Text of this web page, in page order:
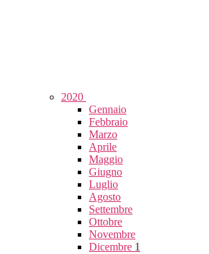
2020
Gennaio
Febbraio
Marzo
Aprile
Maggio
Giugno
Luglio
Agosto
Settembre
Ottobre
Novembre
Dicembre 1